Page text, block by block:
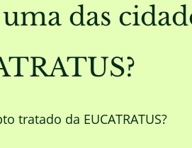
das
tratado da EUCATRATUS?